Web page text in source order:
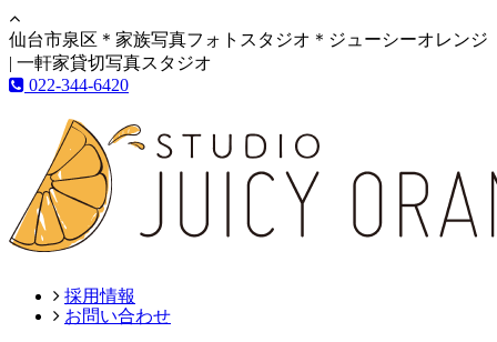
仙台市泉区＊家族写真フォトスタジオ＊ジューシーオレンジ
| 一軒家貸切写真スタジオ
022-344-6420
採用情報
お問い合わせ